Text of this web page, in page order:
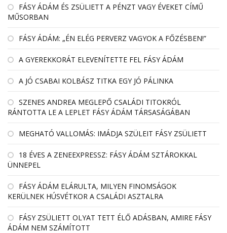
FÁSY ÁDÁM ÉS ZSÜLIETT A PÉNZT VAGY ÉVEKET CÍMŰ
MŰSORBAN
FÁSY ÁDÁM: „ÉN ELÉG PERVERZ VAGYOK A FŐZÉSBEN!”
A GYEREKKORÁT ELEVENÍTETTE FEL FÁSY ÁDÁM
A JÓ CSABAI KOLBÁSZ TITKA EGY JÓ PÁLINKA
SZENES ANDREA MEGLEPŐ CSALÁDI TITOKRÓL
RÁNTOTTA LE A LEPLET FÁSY ÁDÁM TÁRSASÁGÁBAN
MEGHATÓ VALLOMÁS: IMÁDJA SZÜLEIT FÁSY ZSÜLIETT
18 ÉVES A ZENEEXPRESSZ: FÁSY ÁDÁM SZTÁROKKAL
ÜNNEPEL
FÁSY ÁDÁM ELÁRULTA, MILYEN FINOMSÁGOK
KERÜLNEK HÚSVÉTKOR A CSALÁDI ASZTALRA
FÁSY ZSÜLIETT OLYAT TETT ÉLŐ ADÁSBAN, AMIRE FÁSY
ÁDÁM NEM SZÁMÍTOTT